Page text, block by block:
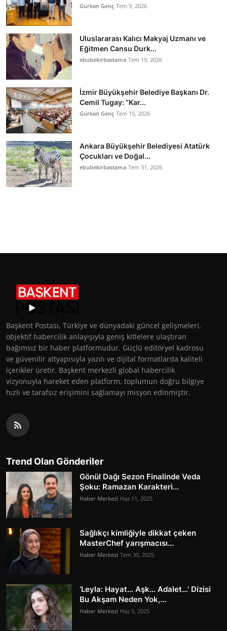
Gürkan Genç Tem 9, 2026
Uluslararası Kalıcı Makyaj Uzmanı ve
Eğitmen Cansu Durk...
ebubekirbastama Tem 19, 2026
İzmir Büyükşehir Belediye Başkanı Dr.
Cemil Tugay: “Kar...
Gürkan Genç Tem 15, 2026
Ankara Büyükşehir Belediyesi Atatürk
Çocukları ve Doğal...
ebubekirbastama Tem 31, 2026
Başkent Postası, Türkiye ve dünyadaki güncel gelişmeleri,
objektif habercilik anlayışıyla geniş kitlelere ulaştıran
bağımsız bir haber platformudur. Güçlü editöryel kadrosu
ve güvenilir altyapısıyla yazılı ve dijital formatlarda kaliteli
içerikler üretir. Başkent merkezli global habercilik
vizyonuyla hareket eden platform, toplumun doğru bilgiye
hızlı ve tarafsız erişimini sağlamayı misyon edinmiştir.
Trend Olan Gönderiler
Gönül Dağı Sezon Finalinde Veda
Şoku: Ramazan Karakteri...
Haber Merkezi Haz 11, 2025
Sağlıkçı kimliğiyle dikkat çeken
MasterChef yarışmacısı...
Haber Merkezi Tem 30, 2025
‘Leyla: Hayat… Aşk… Adalet…’ Dizisi
Bu Akşam Neden Yok,...
Haber Merkezi Haz 5, 2025